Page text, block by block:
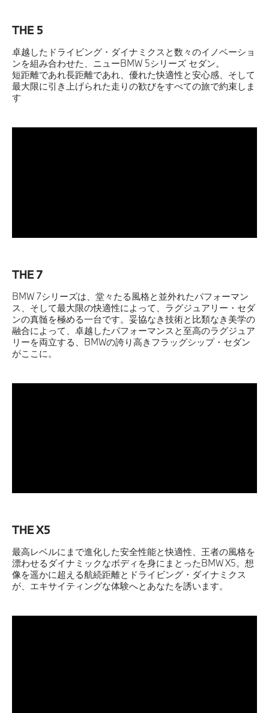
THE 5
卓越したドライビング・ダイナミクスと数々のイノベーショ
ンを組み合わせた、ニューBMW 5シリーズ セダン。
短距離であれ長距離であれ、優れた快適性と安心感、そして
最大限に引き上げられた走りの歓びをすべての旅で約束しま
す
THE 7
BMW 7シリーズは、堂々たる風格と並外れたパフォーマン
ス、そして最大限の快適性によって、ラグジュアリー・セダ
ンの真髄を極める一台です。妥協なき技術と比類なき美学の
融合によって、卓越したパフォーマンスと至高のラグジュア
リーを両立する、BMWの誇り高きフラッグシップ・セダン
がここに。
THE X5
最高レベルにまで進化した安全性能と快適性、王者の風格を
漂わせるダイナミックなボディを身にまとったBMW X5。想
像を遥かに超える航続距離とドライビング・ダイナミクス
が、エキサイティングな体験へとあなたを誘います。